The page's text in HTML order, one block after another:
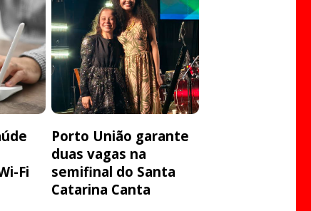
Fi
Porto União garante
duas vagas na
semifinal do Santa
Catarina Canta